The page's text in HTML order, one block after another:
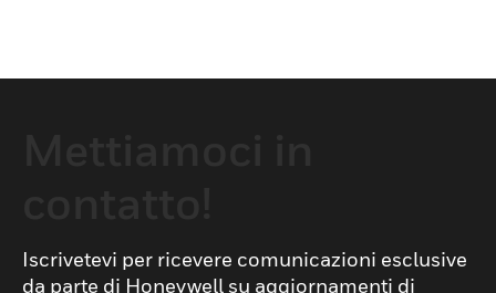
Iscrivetevi per ricevere comunicazioni esclusive
da parte di Honeywell su aggiornamenti di